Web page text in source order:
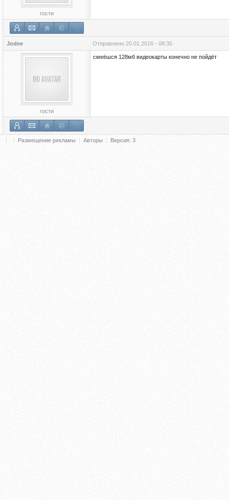
гости
Jodee Отправлено 20.01.2016 - 08:35
гости
смеёшся 128мб видеокарты конечно не пойдёт
Размещение рекламы Авторы Версия: 3